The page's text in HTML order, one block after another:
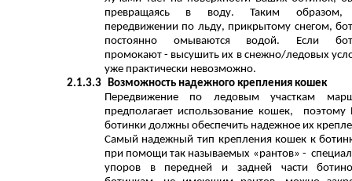
превращаясь в воду. Таким образом,
передвижении по льду, прикрытому снегом,
постоянно омываются водой. Если
промокают - высушить их в снежно/ледовых
уже практически невозможно.
2.1.3.3 Возможность надежного крепления кошек
Передвижение по ледовым участкам
предполагает использование кошек, поэтому
ботинки должны обеспечить надежное их
Самый надежный тип крепления кошек к
при помощи так называемых «рантов» -
упоров в передней и задней части